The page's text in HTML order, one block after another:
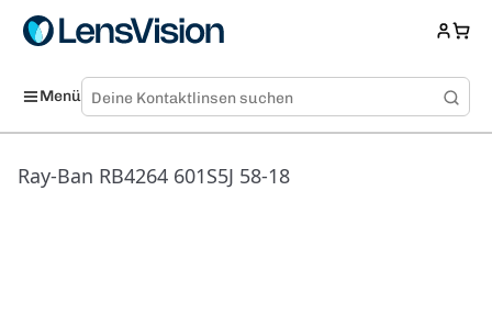
Menü
Ray-Ban RB4264 601S5J 58-18